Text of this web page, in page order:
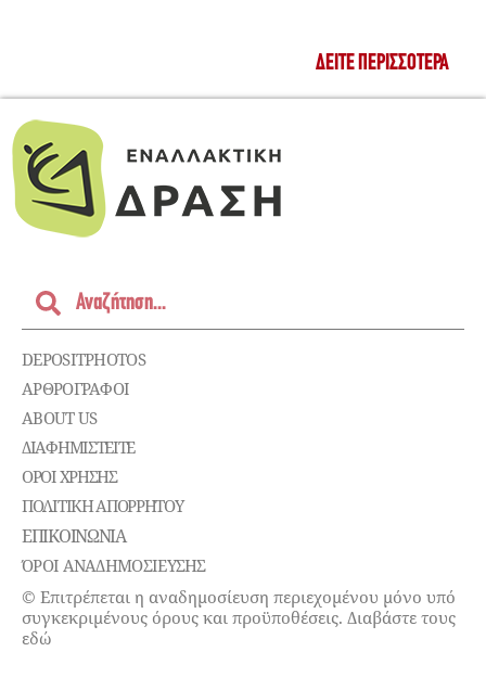
ΔΕΊΤΕ ΠΕΡΙΣΣΌΤΕΡΑ
DEPOSITPHOTOS
ΑΡΘΡΟΓΡΑΦΟΙ
ABOUT US
ΔΙΑΦΗΜΙΣΤΕΊΤΕ
ΌΡΟΙ ΧΡΉΣΗΣ
ΠΟΛΙΤΙΚΉ ΑΠΟΡΡΉΤΟΥ
ΕΠΙΚΟΙΝΩΝΊΑ
ΌΡΟΙ ΑΝΑΔΗΜΟΣΙΕΥΣΗΣ
© Επιτρέπεται η αναδημοσίευση περιεχομένου μόνο υπό
συγκεκριμένους όρους και προϋποθέσεις. Διαβάστε τους
εδώ